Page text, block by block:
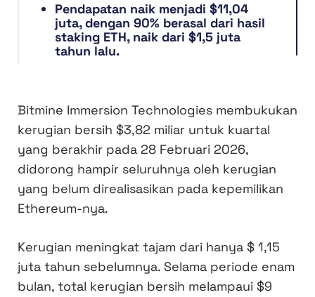
Pendapatan naik menjadi $11,04
juta, dengan 90% berasal dari hasil
staking ETH, naik dari $1,5 juta
tahun lalu.
Bitmine Immersion Technologies membukukan
kerugian bersih $3,82 miliar untuk kuartal
yang berakhir pada 28 Februari 2026,
didorong hampir seluruhnya oleh kerugian
yang belum direalisasikan pada kepemilikan
Ethereum-nya.
Kerugian meningkat tajam dari hanya $ 1,15
juta tahun sebelumnya. Selama periode enam
bulan, total kerugian bersih melampaui $9